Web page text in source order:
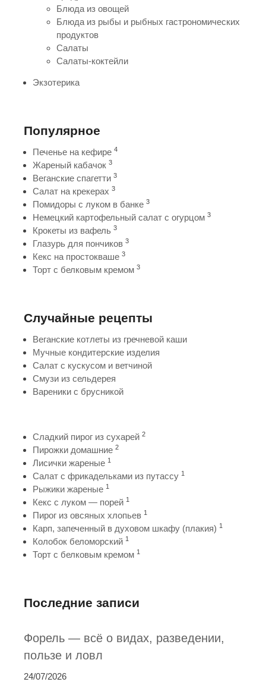
Блюда из овощей
Блюда из рыбы и рыбных гастрономических
продуктов
Салаты
Салаты-коктейли
Экзотерика
Популярное
Печенье на кефире 4
Жареный кабачок 3
Веганские спагетти 3
Салат на крекерах 3
Помидоры с луком в банке 3
Немецкий картофельный салат с огурцом 3
Крокеты из вафель 3
Глазурь для пончиков 3
Кекс на простокваше 3
Торт с белковым кремом 3
Случайные рецепты
Веганские котлеты из гречневой каши
Мучные кондитерские изделия
Салат с кускусом и ветчиной
Смузи из сельдерея
Вареники с брусникой
Сладкий пирог из сухарей 2
Пирожки домашние 2
Лисички жареные 1
Салат с фрикадельками из путассу 1
Рыжики жареные 1
Кекс с луком — порей 1
Пирог из овсяных хлопьев 1
Карп, запеченный в духовом шкафу (плакия) 1
Колобок беломорский 1
Торт с белковым кремом 1
Последние записи
Форель — всё о видах, разведении,
пользе и ловл
24/07/2026